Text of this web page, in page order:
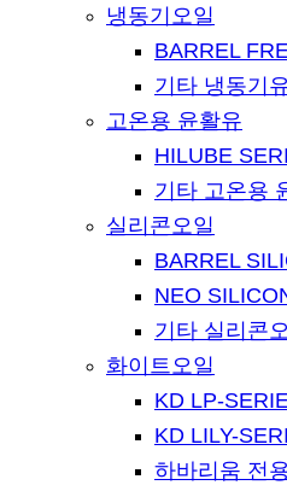
냉동기오일
BARREL
기타 냉동기
고온용 윤활유
HILUBE
기타 고온용
실리콘오일
BARREL
NEO
기타 실리콘
화이트오일
KD LP-
KD LILY-
하바리움 전